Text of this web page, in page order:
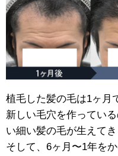
植毛した髪の毛は1ヶ月
新しい毛穴を作ってい
い細い髪の毛が生えてき
そして、6ヶ月〜1年を